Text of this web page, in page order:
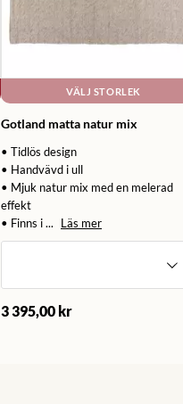
VÄLJ STORLEK
Gotland matta natur mix
• Tidlös design
• Handvävd i ull
• Mjuk natur mix med en melerad
effekt
• Finns i ...
Läs mer
3 395,00 kr